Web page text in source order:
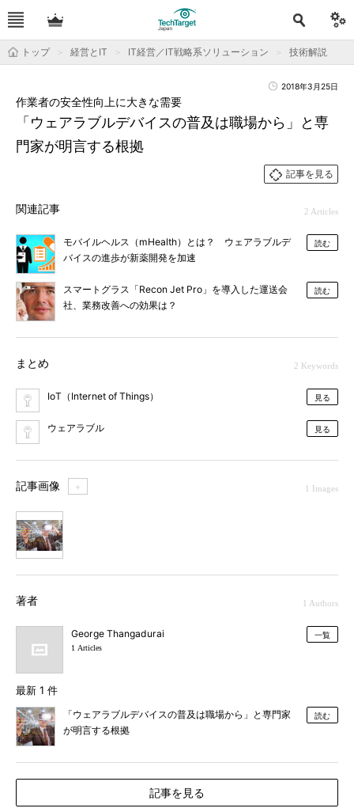
トップ 経営とIT IT経営／IT戦略系ソリューション 技術解説
2018年3月25日
「ウェアラブルデバイスの普及は職場から」と専
門家が明言する根拠
作業者の安全性向上に大きな需要
記事を見る
関連記事 2 Articles
モバイルヘルス（mHealth）とは？ ウェアラブルデ
バイスの進歩が新薬開発を加速
読む
スマートグラス「Recon Jet Pro」を導入した運送会
社、業務改善への効果は？
読む
まとめ 2 Keywords
IoT（Internet of Things） 見る
ウェアラブル 見る
記事画像 ＋ 1 Images
著者 1 Authors
George Thangadurai
1 Articles
一覧
最新 1 件
「ウェアラブルデバイスの普及は職場から」と専門家
が明言する根拠
読む
記事を見る